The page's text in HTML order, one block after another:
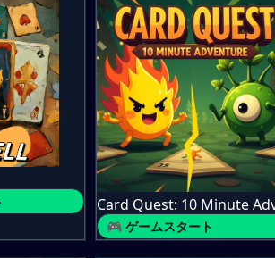
🎮 ゲームスタート